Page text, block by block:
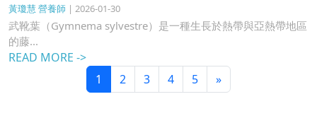
黃瓊慧 營養師 | 2026-01-30
武靴葉（Gymnema sylvestre）是一種生長於熱帶與亞熱帶地區
的藤...
READ MORE ->
1
2 3 4 5 »